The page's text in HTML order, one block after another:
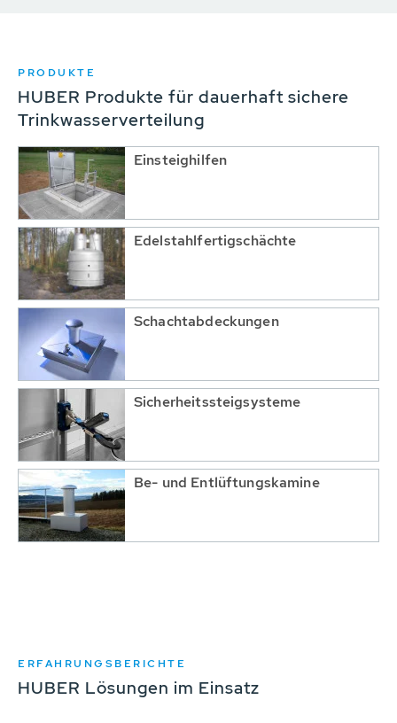
PRODUKTE
HUBER Produkte für dauerhaft sichere
Trinkwasserverteilung
Einsteighilfen
Edelstahlfertigschächte
Schachtabdeckungen
Sicherheitssteigsysteme
Be- und Entlüftungskamine
ERFAHRUNGSBERICHTE
HUBER Lösungen im Einsatz